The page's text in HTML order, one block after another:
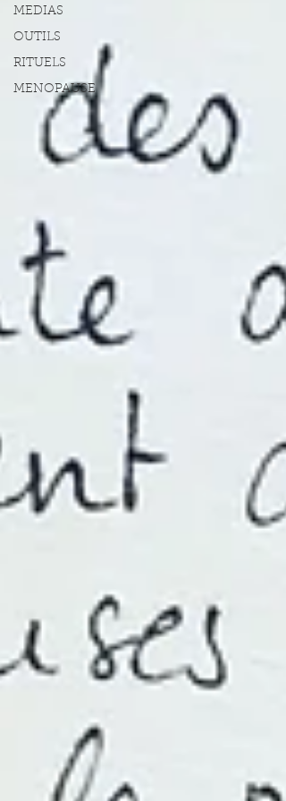
MEDIAS
OUTILS
RITUELS
MENOPAUSE